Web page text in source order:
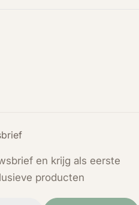
en krijg als eerste
producten